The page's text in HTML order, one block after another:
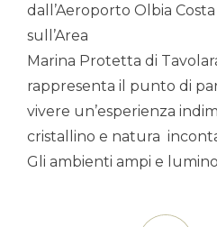
dall’Aeroporto Olbia
sull’Area
Marina Protetta di
rappresenta il punto di
vivere un’esperienza
cristallino e natura
Gli ambienti ampi e